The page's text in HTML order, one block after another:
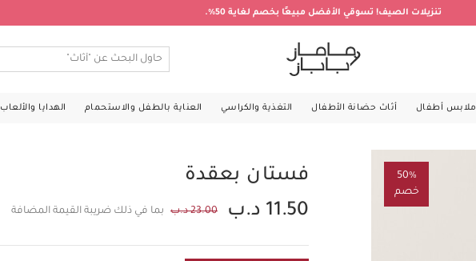
تنزيلات الصيف! تسوقي الأفضل مبيعًا بخصم لغاية 50%.
ملابس أطفال أثاث حضانة الأطفال التغذية والكراسي العناية بالطفل والاستحمام الهدايا والألعاب
50%
خصم
فستان بعقدة
11.50 د.ب
23.00 د.ب بما في ذلك ضريبة القيمة المضافة